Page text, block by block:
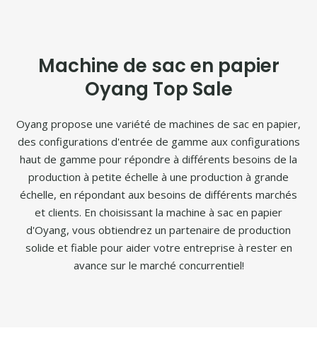
Machine de sac en papier
Oyang Top Sale
Oyang propose une variété de machines de sac en papier,
des configurations d'entrée de gamme aux configurations
haut de gamme pour répondre à différents besoins de la
production à petite échelle à une production à grande
échelle, en répondant aux besoins de différents marchés
et clients. En choisissant la machine à sac en papier
d'Oyang, vous obtiendrez un partenaire de production
solide et fiable pour aider votre entreprise à rester en
avance sur le marché concurrentiel!